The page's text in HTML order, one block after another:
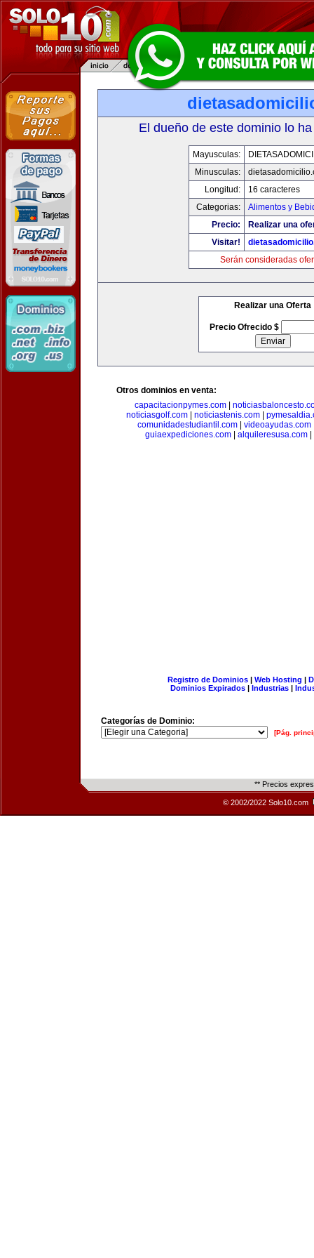
El dueño de este dominio lo
Mayusculas:
Minusculas:
Longitud:
16 caracteres
Categorias:
Alimentos y
Precio:
Realizar una
Visitar!
Serán consideradas
Realizar una Oferta
Precio Ofrecido $
Otros dominios en venta:
capacitacionpymes.com|
noticiasgolf.com| noticiastenis.com|
comunidadestudiantil.com| videoayudas.com
guiaexpediciones.com| alquileresusa.com|
Registro de Dominios| Web Hosting |
Dominios Expirados | Industrias |
Categorías de Dominio:
[Pág.
** Precios
© 2002/2022 Solo10.com